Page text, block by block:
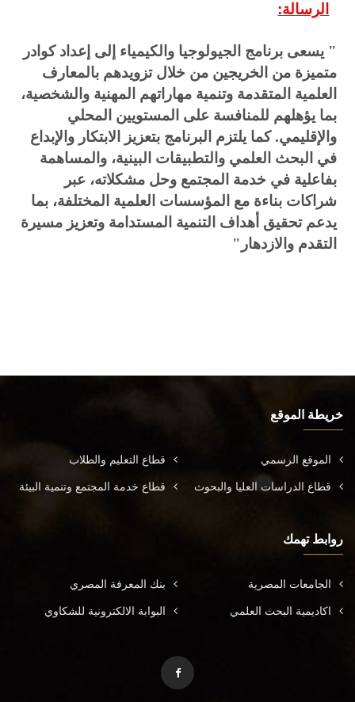
الرسالة:
" يسعى برنامج الجيولوجيا والكيمياء إلى إعداد كوادر
متميزة من الخريجين من خلال تزويدهم بالمعارف
العلمية المتقدمة وتنمية مهاراتهم المهنية والشخصية،
بما يؤهلهم للمنافسة على المستويين المحلي
والإقليمي. كما يلتزم البرنامج بتعزيز الابتكار والإبداع
في البحث العلمي والتطبيقات البينية، والمساهمة
بفاعلية في خدمة المجتمع وحل مشكلاته، عبر
شراكات بناءة مع المؤسسات العلمية المختلفة، بما
يدعم تحقيق أهداف التنمية المستدامة وتعزيز مسيرة
التقدم والازدهار"
خريطة الموقع
الموقع الرسمي قطاع التعليم والطلاب
قطاع الدراسات العليا والبحوث قطاع خدمة المجتمع وتنمية البيئة
روابط تهمك
الجامعات المصرية بنك المعرفة المصري
اكاديمية البحث العلمي البوابة الالكترونية للشكاوي